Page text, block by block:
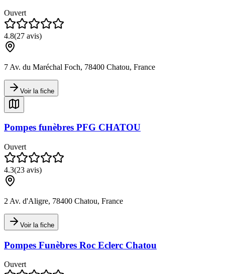
Ouvert
4.8(27 avis)
7 Av. du Maréchal Foch, 78400 Chatou, France
Voir la fiche
Pompes funèbres PFG CHATOU
Ouvert
4.3(23 avis)
2 Av. d'Aligre, 78400 Chatou, France
Voir la fiche
Pompes Funèbres Roc Eclerc Chatou
Ouvert